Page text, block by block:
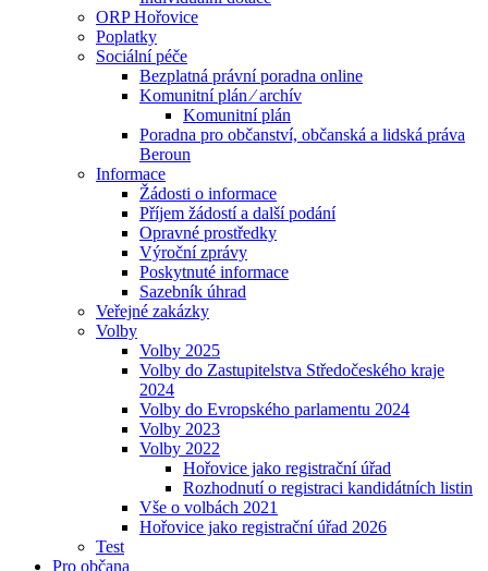
ORP Hořovice
Poplatky
Sociální péče
Bezplatná právní poradna online
Komunitní plán ⁄ archív
Komunitní plán
Poradna pro občanství, občanská a lidská práva
Beroun
Informace
Žádosti o informace
Příjem žádostí a další podání
Opravné prostředky
Výroční zprávy
Poskytnuté informace
Sazebník úhrad
Veřejné zakázky
Volby
Volby 2025
Volby do Zastupitelstva Středočeského kraje
2024
Volby do Evropského parlamentu 2024
Volby 2023
Volby 2022
Hořovice jako registrační úřad
Rozhodnutí o registraci kandidátních listin
Vše o volbách 2021
Hořovice jako registrační úřad 2026
Test
Pro občana